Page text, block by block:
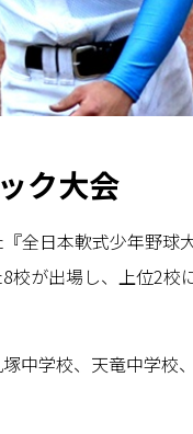
ク大会
全日本軟式少年野球
が出場し、上位2校
中学校、天竜中学校